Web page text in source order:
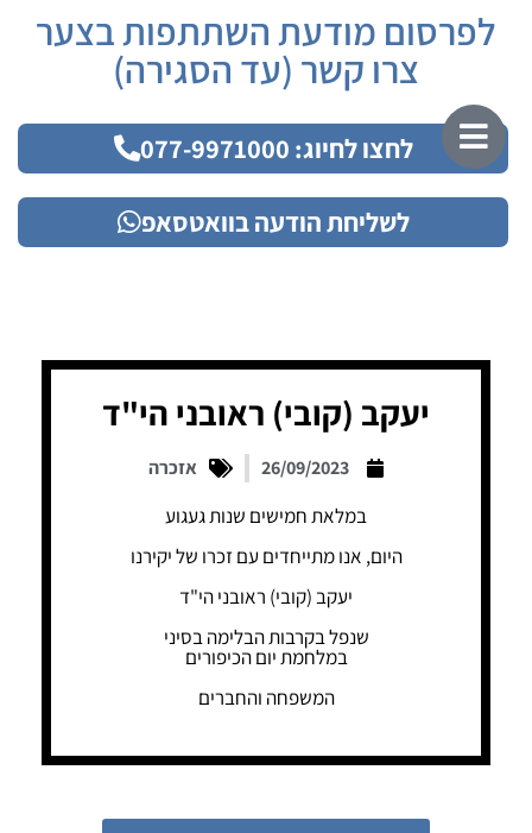
לפרסום מודעת השתתפות בצער
צרו קשר (עד הסגירה)
לחצו לחיוג: 077-9971000
לשליחת הודעה בוואטסאפ
יעקב (קובי) ראובני הי"ד
26/09/2023 אזכרה
במלאת חמישים שנות געגוע
היום, אנו מתייחדים עם זכרו של יקירנו
יעקב (קובי) ראובני הי"ד
שנפל בקרבות הבלימה בסיני
במלחמת יום הכיפורים
המשפחה והחברים